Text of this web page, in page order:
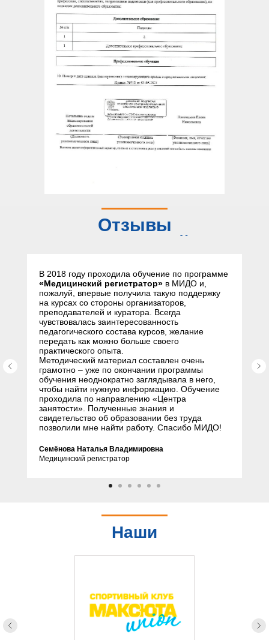
Отзывы
слушателей
В 2018 году проходила обучение по программе
«Медицинский регистратор» в МИДО и,
пожалуй, впервые получила такую поддержку
на курсах со стороны организаторов,
преподавателей и куратора. Всегда
чувствовалась заинтересованность
педагогического состава курсов, желание
передать как можно больше своего
практического опыта.
Методический материал составлен очень
грамотно – уже по окончании программы
обучения неоднократно заглядывала в него,
чтобы найти нужную информацию. Обучение
проходила по направлению «Центра
занятости». Полученные знания и
свидетельство об образовании без труда
позволили мне найти работу. Спасибо МИДО!
Семёнова Наталья Владимировна
Медицинский регистратор
Наши